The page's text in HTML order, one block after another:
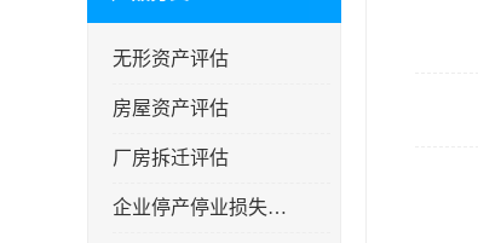
无形资产评估
房屋资产评估
厂房拆迁评估
企业停产停业损失评估